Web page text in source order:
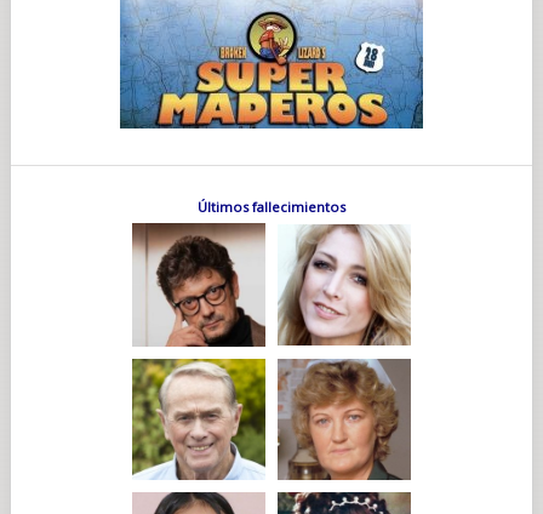
Últimos fallecimientos